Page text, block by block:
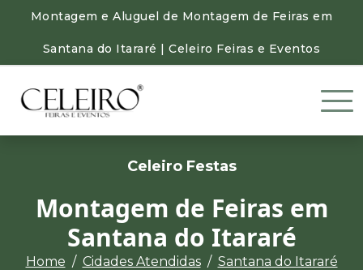
Montagem e Aluguel de Montagem de Feiras em
Santana do Itararé | Celeiro Feiras e Eventos
Celeiro Festas
Montagem de Feiras em
Santana do Itararé
Home Cidades Atendidas
Santana do Itararé